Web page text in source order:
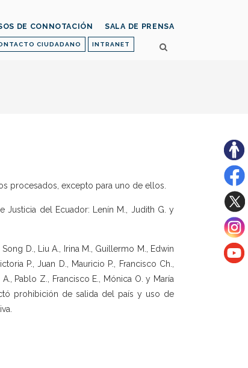
CIUDADANO INTRANET
DE CONNOTACIÓN SALA DE PRENSA
procesados, excepto para uno de ellos.
Justicia del Ecuador: Lenín M., Judith G. y
D., Liu A., Irina M., Guillermo M., Edwin
P., Juan D., Mauricio P., Francisco Ch.,
Pablo Z., Francisco E., Mónica O. y María
prohibición de salida del país y uso de